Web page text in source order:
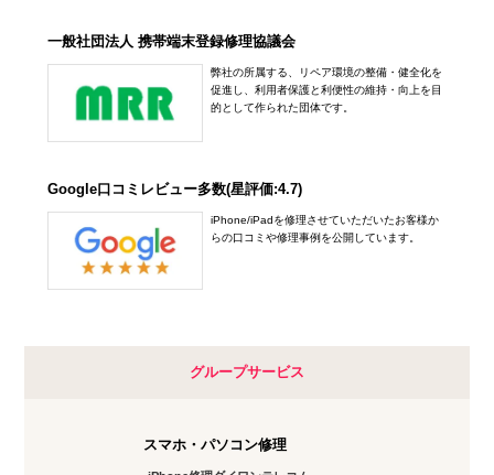
一般社団法人 携帯端末登録修理協議会
弊社の所属する、リペア環境の整備・健全化を
促進し、利用者保護と利便性の維持・向上を目
的として作られた団体です。
Google口コミレビュー多数(星評価:4.7)
iPhone/iPadを修理させていただいたお客様か
らの口コミや修理事例を公開しています。
グループサービス
スマホ・パソコン修理